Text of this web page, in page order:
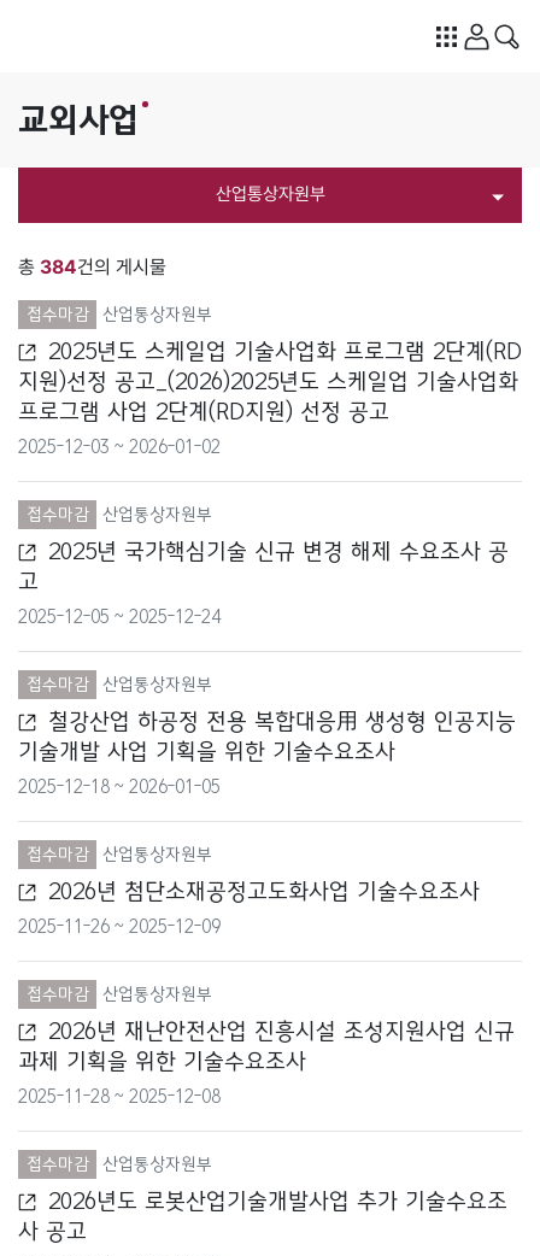
교외사업
개인정보보호위원회
경찰청
고용노동부
공정거래위원회
국토교통부
방송통신위원회
법제처
산업통상자원부
총 384건의 게시물
접수마감 산업통상자원부
2025년도 스케일업 기술사업화 프로그램 2단계(RD
지원)선정 공고_(2026)2025년도 스케일업 기술사업화
프로그램 사업 2단계(RD지원) 선정 공고
2025-12-03 ~ 2026-01-02
접수마감 산업통상자원부
2025년 국가핵심기술 신규 변경 해제 수요조사 공
고
2025-12-05 ~ 2025-12-24
접수마감 산업통상자원부
철강산업 하공정 전용 복합대응用 생성형 인공지능
기술개발 사업 기획을 위한 기술수요조사
2025-12-18 ~ 2026-01-05
접수마감 산업통상자원부
2026년 첨단소재공정고도화사업 기술수요조사
2025-11-26 ~ 2025-12-09
접수마감 산업통상자원부
2026년 재난안전산업 진흥시설 조성지원사업 신규
과제 기획을 위한 기술수요조사
2025-11-28 ~ 2025-12-08
접수마감 산업통상자원부
2026년도 로봇산업기술개발사업 추가 기술수요조
사 공고